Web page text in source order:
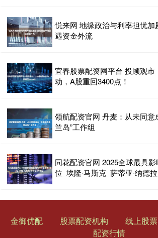
悦来网 地缘政治与利率担忧加
遇资金外流
宜春股票配资网平台 投顾观市
动，A股重回3400点！
领航配资官网 丹麦：从未同意
兰岛”工作组
同花配资官网 2025全球最具
位_埃隆·马斯克_萨蒂亚·纳德拉
金御优配 股票配资机构 线上股
配资行情